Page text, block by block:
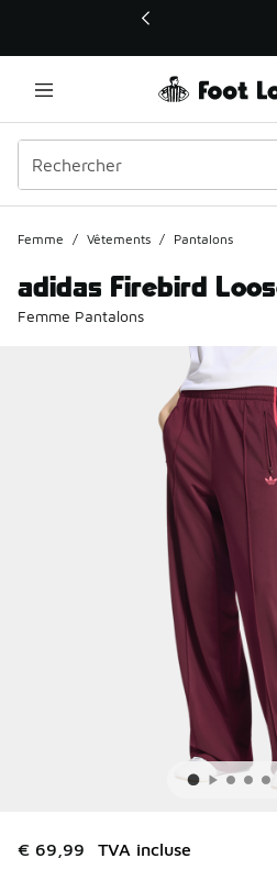
Ce lien ouvrira une nouvelle fenêtre
Femme / Vêtements / Pantalons
adidas Firebird
Femme Pantalons
€ 69,99 TVA incluse